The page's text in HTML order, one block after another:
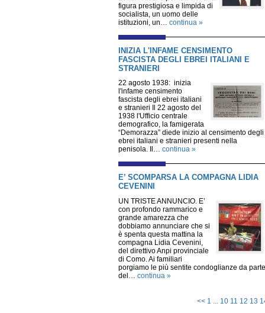
figura prestigiosa e limpida di
socialista, un uomo delle
istituzioni, un… continua »
INIZIA L'INFAME CENSIMENTO
FASCISTA DEGLI EBREI ITALIANI E
STRANIERI
22 agosto 1938: inizia
l'infame censimento
fascista degli ebrei italiani
e stranieri Il 22 agosto del
1938 l'Ufficio centrale
demografico, la famigerata
“Demorazza” diede inizio al censimento degli
ebrei italiani e stranieri presenti nella
penisola. Il… continua »
E’ SCOMPARSA LA COMPAGNA LIDIA
CEVENINI
UN TRISTE ANNUNCIO. E’
con profondo rammarico e
grande amarezza che
dobbiamo annunciare che si
è spenta questa mattina la
compagna Lidia Cevenini,
del direttivo Anpi provinciale
di Como. Ai familiari
porgiamo le più sentite condoglianze da parte
del… continua »
<< 1 ... 10 11 12 13